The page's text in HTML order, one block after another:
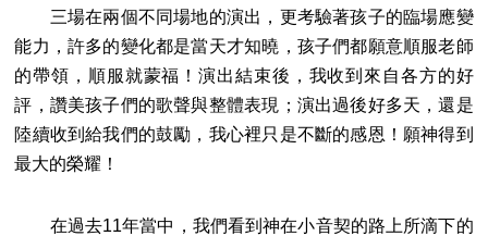
三場在兩個不同場地的演出，更考驗著孩子的臨場應變
能力，許多的變化都是當天才知曉，孩子們都願意順服老師
的帶領，順服就蒙福！演出結束後，我收到來自各方的好
評，讚美孩子們的歌聲與整體表現；演出過後好多天，還是
陸續收到給我們的鼓勵，我心裡只是不斷的感恩！願神得到
最大的榮耀！
在過去11年當中，我們看到神在小音契的路上所滴下的